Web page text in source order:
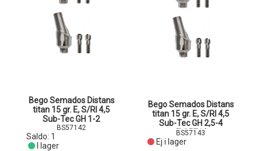
Bego Semados Distans
titan 15 gr. E, S/RI 4,5
Sub-Tec GH 1-2
BS57142
Saldo: 1
I lager
Bego Semados Distans
titan 15 gr. E, S/RI 4,5
Sub-Tec GH 2,5-4
(BS5714
BS57143
Ej i lager